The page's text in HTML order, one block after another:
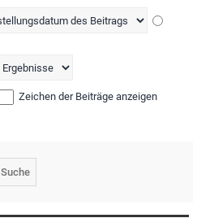
Zeichen der Beiträge anzeigen